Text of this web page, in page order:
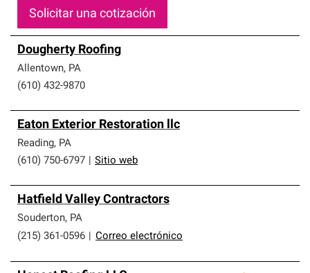
Solicitar una cotización
Dougherty Roofing
Allentown, PA
(610) 432-9870
Eaton Exterior Restoration llc
Reading, PA
(610) 750-6797
Sitio web
Hatfield Valley Contractors
Souderton, PA
(215) 361-0596
Correo electrónico